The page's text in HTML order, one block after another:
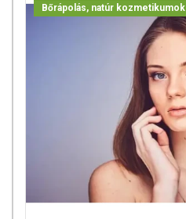
Bőrápolás, natúr kozmetikumok